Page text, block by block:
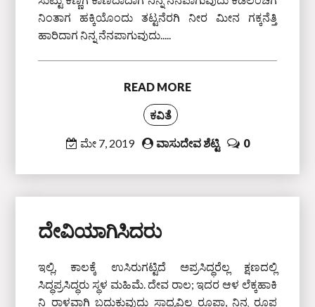
ನಿಂತಾಗ ಹಕ್ಕಿಯೊಂದು ತಟ್ಟನೆರಗಿ ನೀರ ಮೀನ ಗಕ್ಕನೆತ್ತಿ
ಹಾರಿದಾಗ ನಿನ್ನ ನೆನಪಾಗುವುದು.....
READ MORE
ಕವಿತೆ
ಮೇ 7, 2019 ವಾಸುದೇವ ಶೆಟ್ಟಿ 0
ದೇವಿಯಾಗಿಸಿದರು
ಇಲ್ಲಿ, ಕಾಲಕ್ಕೆ ಉಸಿರುಗಟ್ಟಿದೆ ಅಪ್ರಸಿದ್ಧರೆಲ್ಲ ಕ್ಷಣದಲ್ಲಿ
ಸಿದ್ಧಪ್ರಸಿದ್ಧರು ಸ್ಥಳ ಮಹಿಮೆ. ದೇವ ರಾಲ; ಇದರ ಆಳ ಲೆಕ್ಕಹಾಕಿ
ನಿ ರಾಳವಾಗಿ ಬದುಕುವುದು ಸಾಧ್ಯವಿಲ್ಲ ರೂಪಾ, ನಿನ್ನ ರೂಪ